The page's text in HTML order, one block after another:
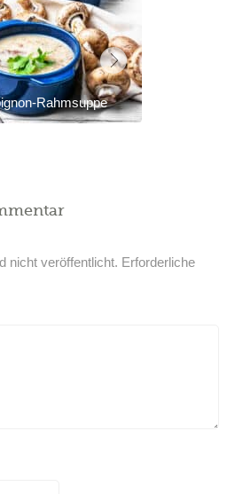
Rahmsuppe
nicht veröffentlicht. Erforderliche